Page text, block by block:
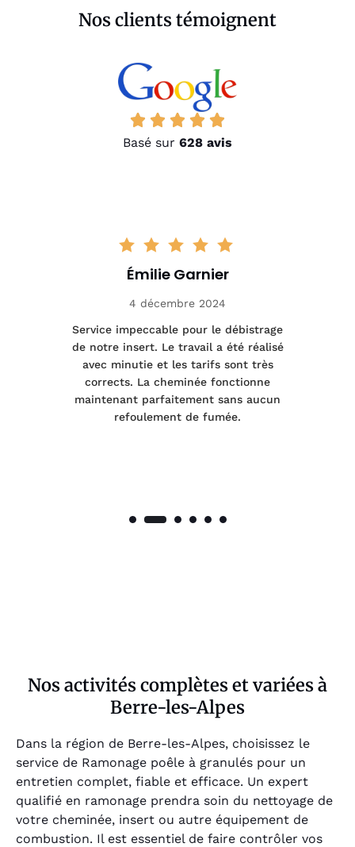
Nos clients témoignent
Basé sur 628 avis
Émilie Garnier
4 décembre 2024
Service impeccable pour le débistrage
de notre insert. Le travail a été réalisé
avec minutie et les tarifs sont très
corrects. La cheminée fonctionne
maintenant parfaitement sans aucun
refoulement de fumée.
Nos activités complètes et variées à
Berre-les-Alpes
Dans la région de Berre-les-Alpes, choisissez le
service de Ramonage poêle à granulés pour un
entretien complet, fiable et efficace. Un expert
qualifié en ramonage prendra soin du nettoyage de
votre cheminée, insert ou autre équipement de
combustion. Il est essentiel de faire contrôler vos